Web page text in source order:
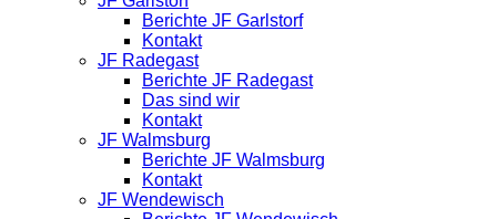
Berichte JF Garlstorf
Kontakt
JF Radegast
Berichte JF Radegast
Das sind wir
Kontakt
JF Walmsburg
Berichte JF Walmsburg
Kontakt
JF Wendewisch